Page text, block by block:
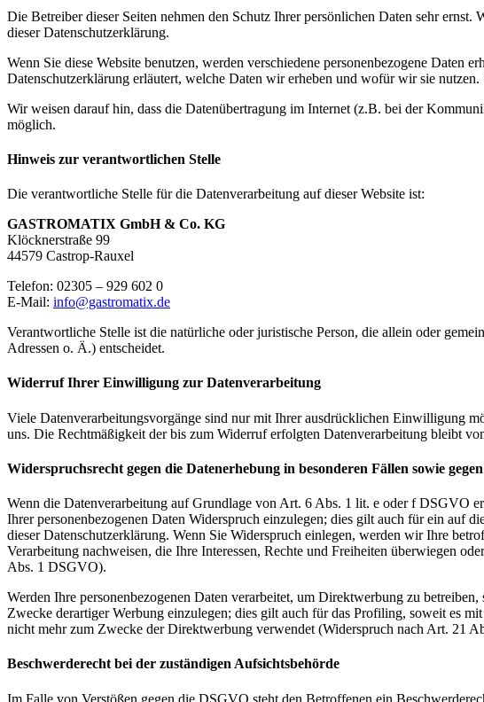
Die Betreiber dieser Seiten nehmen den Schutz Ihrer persönlichen Daten sehr
dieser Datenschutzerklärung.
Wenn Sie diese Website benutzen, werden verschiedene personenbezogene
Datenschutzerklärung erläutert, welche Daten wir erheben und wofür wir sie
Wir weisen darauf hin, dass die Datenübertragung im Internet (z.B. bei der
möglich.
Hinweis zur verantwortlichen Stelle
Die verantwortliche Stelle für die Datenverarbeitung auf dieser Website ist:
GASTROMATIX GmbH & Co. KG
Klöcknerstraße 99
44579 Castrop-Rauxel
Telefon: 02305 – 929 602 0
E-Mail: info@gastromatix.de
Verantwortliche Stelle ist die natürliche oder juristische Person, die allein oder
Adressen o. Ä.) entscheidet.
Widerruf Ihrer Einwilligung zur Datenverarbeitung
Viele Datenverarbeitungsvorgänge sind nur mit Ihrer ausdrücklichen Einwilligung
uns. Die Rechtmäßigkeit der bis zum Widerruf erfolgten Datenverarbeitung bleibt
Widerspruchsrecht gegen die Datenerhebung in besonderen Fällen sowie
Wenn die Datenverarbeitung auf Grundlage von Art. 6 Abs. 1 lit. e oder f DSGVO
Ihrer personenbezogenen Daten Widerspruch einzulegen; dies gilt auch für ein auf
dieser Datenschutzerklärung. Wenn Sie Widerspruch einlegen, werden wir Ihre
Verarbeitung nachweisen, die Ihre Interessen, Rechte und Freiheiten überwiegen
Abs. 1 DSGVO).
Werden Ihre personenbezogenen Daten verarbeitet, um Direktwerbung zu
Zwecke derartiger Werbung einzulegen; dies gilt auch für das Profiling, soweit es
nicht mehr zum Zwecke der Direktwerbung verwendet (Widerspruch nach Art. 21
Beschwerderecht bei der zuständigen Aufsichtsbehörde
Im Falle von Verstößen gegen die DSGVO steht den Betroffenen ein